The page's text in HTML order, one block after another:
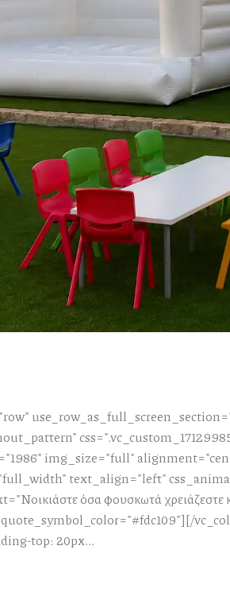
img_size="full"
text_align="left"
όσα φουσκωτά χρειάζεστε
quote_symbol_color="#fdc109"][/
top: 20px...